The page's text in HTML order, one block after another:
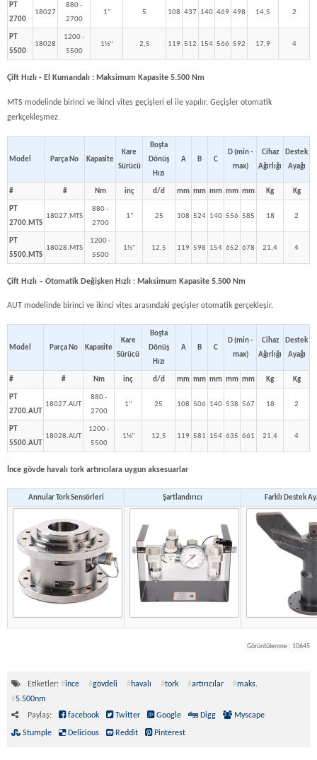
PT
2700
18027
880 -
2700
1" 5 108 437 140 469 498 14,5 2
PT
5500
18028
1200 -
5500
1½" 2,5 119 512 154 566 592 17,9 4
Çift Hızlı - El Kumandalı : Maksimum Kapasite 5.500 Nm
MTS modelinde birinci ve ikinci vites geçişleri el ile yapılır. Geçişler otomatik
gerkçekleşmez.
Model Parça No Kapasite
Kare
Sürücü
Boşta
Dönüş
Hızı
A B C
D (min -
max)
Cihaz
Ağırlığı
Destek
Ayağı
# # Nm inç d/d mm mm mm mm mm Kg Kg
PT
2700.MTS
18027.MTS
880 -
2700
1" 25 108 524 140 556 585 18 2
PT
5500.MTS
18028.MTS
1200 -
5500
1½" 12,5 119 598 154 652 678 21,4 4
Çift Hızlı – Otomatik Değişken Hızlı : Maksimum Kapasite 5.500 Nm
AUT modelinde birinci ve ikinci vites arasındaki geçişler otomatik gerçekleşir.
Model Parça No Kapasite
Kare
Sürücü
Boşta
Dönüş
Hızı
A B C
D (min -
max)
Cihaz
Ağırlığı
Destek
Ayağı
# # Nm inç d/d mm mm mm mm mm Kg Kg
PT
2700.AUT
18027.AUT
880 -
2700
1" 25 108 506 140 538 567 18 2
PT
5500.AUT
18028.AUT
1200 -
5500
1½" 12,5 119 581 154 635 661 21,4 4
İnce gövde havalı tork artırıcılara uygun aksesuarlar
Annular Tork Sensörleri Şartlandırıcı Farklı Destek
Görüntülenme : 10645
Etiketler: #ince #gövdeli # havalı #tork #artırıcılar #maks.
#5.500nm
Paylaş:
facebook Twitter Google Digg Myscape
Stumple Delicious Reddit Pinterest